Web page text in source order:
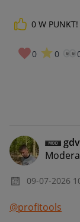
0 W PUNKT!
0 0
‎09-07-2026
@profitools